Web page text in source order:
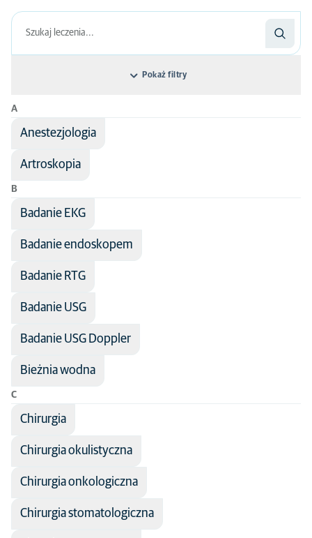
Pokaż filtry
Nazwa leczenia
Dziedzina medycyny
A
Anestezjologia
Artroskopia
B
Badanie EKG
Badanie endoskopem
Badanie RTG
Badanie USG
Badanie USG Doppler
Bieżnia wodna
C
Chirurgia
Chirurgia okulistyczna
Chirurgia onkologiczna
Chirurgia stomatologiczna